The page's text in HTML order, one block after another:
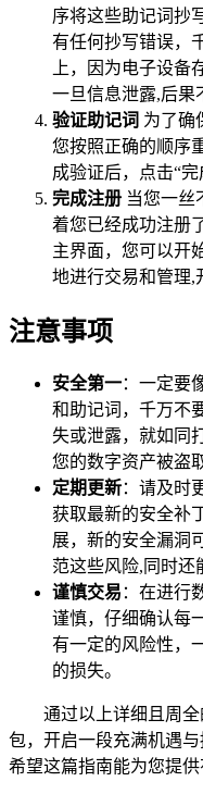
序将这些助记词抄
有任何抄写错误，
上，因为电子设备
一旦信息泄露,后果
验证助记词 为了确
您按照正确的顺序
成验证后，点击“完
完成注册 当您一丝
着您已经成功注册
主界面，您可以开
地进行交易和管理,
注意事项
安全第一：一定要
和助记词，千万不
失或泄露，就如同
您的数字资产被盗
定期更新：请及时
获取最新的安全补
展，新的安全漏洞
范这些风险,同时还
谨慎交易 ：在进行
谨慎，仔细确认每
有一定的风险性，
的损失。
通过以上详细且周
包，开启一段充满机遇
希望这篇指南能为您提